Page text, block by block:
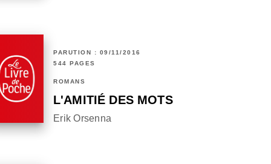
PARUTION : 09/11/2016
544 PAGES
ROMANS
L'AMITIÉ DES MOTS
Erik Orsenna